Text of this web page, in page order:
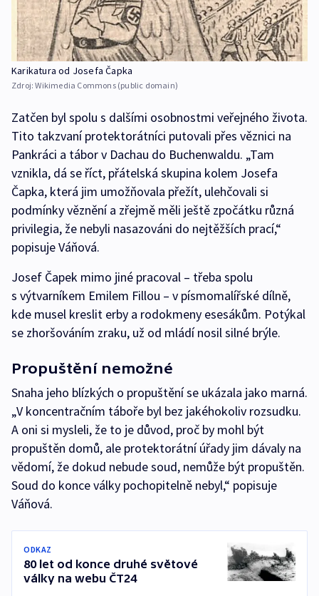
Karikatura od Josefa Čapka
Zdroj:Wikimedia Commons (public domain)
Zatčen byl spolu s dalšími osobnostmi veřejného života.
Tito takzvaní protektorátníci putovali přes věznici na
Pankráci a tábor v Dachau do Buchenwaldu. „Tam
vznikla, dá se říct, přátelská skupina kolem Josefa
Čapka, která jim umožňovala přežít, ulehčovali si
podmínky věznění a zřejmě měli ještě zpočátku různá
privilegia, že nebyli nasazováni do nejtěžších prací,“
popisuje Váňová.
Josef Čapek mimo jiné pracoval – třeba spolu
s výtvarníkem Emilem Fillou – v písmomalířské dílně,
kde musel kreslit erby a rodokmeny esesákům. Potýkal
se zhoršováním zraku, už od mládí nosil silné brýle.
Propuštění nemožné
Snaha jeho blízkých o propuštění se ukázala jako marná.
„V koncentračním táboře byl bez jakéhokoliv rozsudku.
A oni si mysleli, že to je důvod, proč by mohl být
propuštěn domů, ale protektorátní úřady jim dávaly na
vědomí, že dokud nebude soud, nemůže být propuštěn.
Soud do konce války pochopitelně nebyl,“ popisuje
Váňová.
ODKAZ
80 let od konce druhé světové
války na webu ČT24